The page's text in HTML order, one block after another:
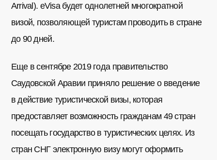
Arrival). eVisa будет однолетней многократной
визой, позволяющей туристам проводить в стране
до 90 дней.
Еще в сентябре 2019 года правительство
Саудовской Аравии приняло решение о введение
в действие туристической визы, которая
предоставляет возможность гражданам 49 стран
посещать государство в туристических целях. Из
стран СНГ электронную визу могут оформить